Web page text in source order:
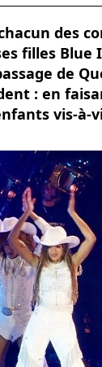
des
filles
de
: en
vis-à-